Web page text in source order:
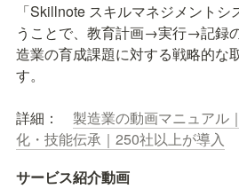
「Skillnote スキルマネジメント
うことで、教育計画→実行→記録
造業の育成課題に対する戦略的な
す。
詳細： 製造業の動画マニュアル
化・技能伝承｜250社以上が導入
サービス紹介動画